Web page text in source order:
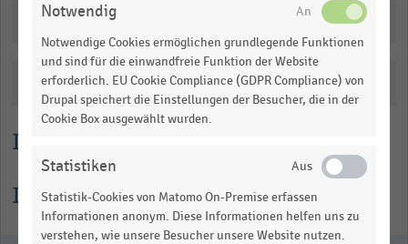
Lesehilfe
Informationen zur Statistik
Katalogisierung
Notwendig
Notwendige Cookies ermöglichen grundlegende Funktionen
und sind für die einwandfreie Funktion der Website
erforderlich. EU Cookie Compliance (GDPR Compliance) von
Drupal speichert die Einstellungen der Besucher, die in der
Cookie Box ausgewählt wurden.
Statistiken
Statistik-Cookies von Matomo On-Premise erfassen
Informationen anonym. Diese Informationen helfen uns zu
verstehen, wie unsere Besucher unsere Website nutzen.